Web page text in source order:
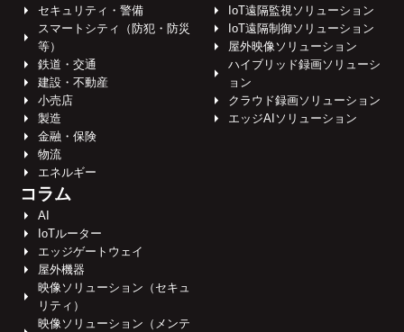
セキュリティ・警備
スマートシティ（防犯・防災
等）
鉄道・交通
建設・不動産
小売店
製造
金融・保険
物流
エネルギー
IoT遠隔監視ソリューション
IoT遠隔制御ソリューション
屋外映像ソリューション
ハイブリッド録画ソリューシ
ョン
クラウド録画ソリューション
エッジAIソリューション
コラム
AI
IoTルーター
エッジゲートウェイ
屋外機器
映像ソリューション（セキュ
リティ）
映像ソリューション（メンテ